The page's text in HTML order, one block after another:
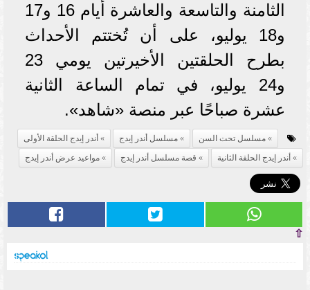
الثامنة والتاسعة والعاشرة أيام 16 و17
و18 يوليو، على أن تُختتم الأحداث
بطرح الحلقتين الأخيرتين يومي 23
و24 يوليو، في تمام الساعة الثانية
عشرة صباحًا عبر منصة «شاهد».
مسلسل تحت السن مسلسل أندر إيدج
أندر إيدج الحلقة الأولى
أندر إيدج الحلقة الثانية
قصة مسلسل أندر إيدج مواعيد عرض أندر إيدج
⇧